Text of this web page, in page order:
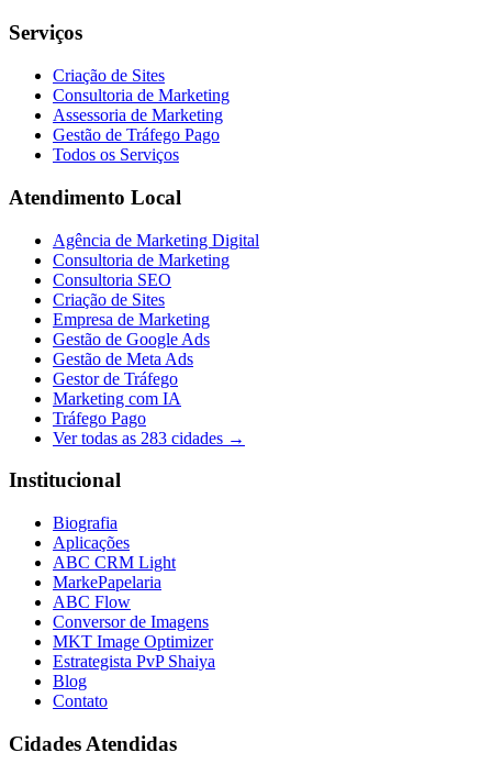
Serviços
Criação de Sites
Consultoria de Marketing
Assessoria de Marketing
Gestão de Tráfego Pago
Todos os Serviços
Atendimento Local
Agência de Marketing Digital
Consultoria de Marketing
Consultoria SEO
Criação de Sites
Empresa de Marketing
Gestão de Google Ads
Gestão de Meta Ads
Gestor de Tráfego
Marketing com IA
Tráfego Pago
Ver todas as 283 cidades →
Institucional
Biografia
Aplicações
ABC CRM Light
MarkePapelaria
ABC Flow
Conversor de Imagens
MKT Image Optimizer
Estrategista PvP Shaiya
Blog
Contato
Cidades Atendidas